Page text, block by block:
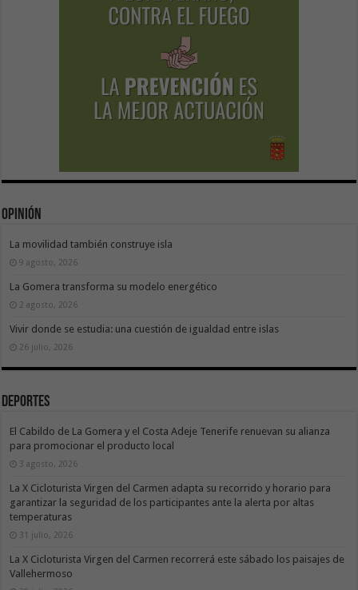
Opinión
La movilidad también construye isla
9 agosto, 2026
La Gomera transforma su modelo energético
2 agosto, 2026
Vivir donde se estudia: una cuestión de igualdad entre islas
26 julio, 2026
Deportes
El Cabildo de La Gomera y el Costa Adeje Tenerife renuevan su alianza
para promocionar el producto local
3 agosto, 2026
La X Cicloturista Virgen del Carmen adapta su recorrido y horario para
garantizar la seguridad de los participantes ante la alerta por altas
temperaturas
31 julio, 2026
La X Cicloturista Virgen del Carmen recorrerá este sábado los paisajes de
Vallehermoso